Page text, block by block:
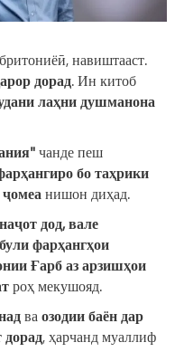
навиштааст.
дорад. Ин китоб
лаҳни душманона
чанде пеш
бо таҳрики
нишон диҳад.
дод, вале
фарҳангҳои
Ғарб аз арзишҳои
роҳ мекушояд.
ва озодии баён дар
дорад, ҳарчанд муаллиф